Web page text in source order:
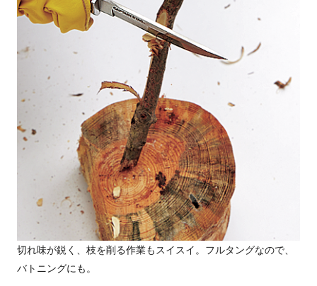
切れ味が鋭く、枝を削る作業もスイスイ。フルタングなので、
バトニングにも。